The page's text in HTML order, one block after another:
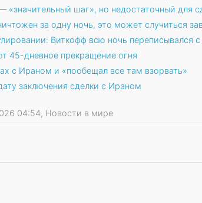
шаг», но недостаточный для
за одну ночь, это может случиться
Виткофф всю ночь переписывался
45-дневное прекращение огня
с Ираном и «пообещал все там взорвать»
заключения сделки с Ираном
04:54, Новости в мире